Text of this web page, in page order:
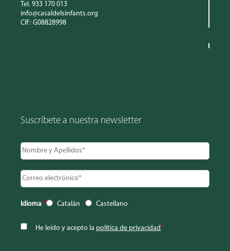
Tel. 933 170 013
info@casaldelsinfants.org
CIF: G08828998
Suscríbete a nuestra newsletter
Idioma * Catalán Castellano
He leído y acepto la política de privacidad*